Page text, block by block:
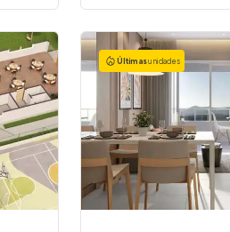
Últimasunidades